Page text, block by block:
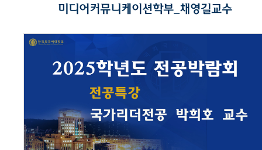
미디어커뮤니케이션학부_채영길교수